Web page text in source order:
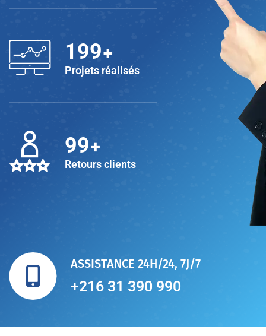
200+
Projets réalisés
100
Retours clients
ASSISTANCE 24H/24, 7J/7
+216 31 390 990